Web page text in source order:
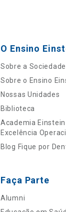
O Ensino
Sobre a Sociedade
Sobre o Ensino
Nossas Unidades
Biblioteca
Academia Einstein
Excelência
Blog Fique por
Faça Parte
Alumni